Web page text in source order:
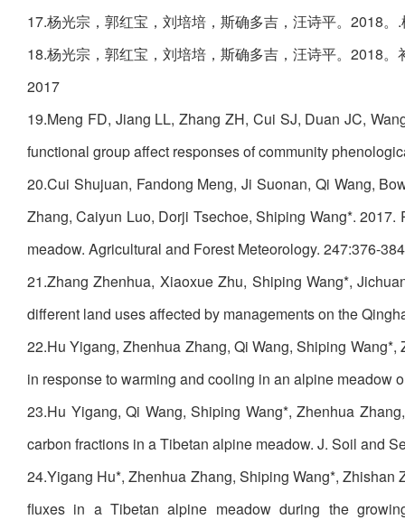
17.杨光宗，郭红宝，刘培培，斯确多吉，汪诗平。2018
18.杨光宗，郭红宝，刘培培，斯确多吉，汪诗平。2018
2017
19.Meng FD, Jiang LL, Zhang ZH, Cui SJ, Duan JC,
functional group affect responses of community
20.Cui Shujuan, Fandong Meng, Ji Suonan, Qi Wang,
Zhang, Caiyun Luo, Dorji Tsechoe, Shiping Wang*.
meadow. Agricultural and Forest Meteorology. 247:376-
21.Zhang Zhenhua, Xiaoxue Zhu, Shiping Wang*,
different land uses affected by managements on the
22.Hu Yigang, Zhenhua Zhang, Qi Wang, Shiping
in response to warming and cooling in an alpine meadow
23.Hu Yigang, Qi Wang, Shiping Wang*, Zhenhua
carbon fractions in a Tibetan alpine meadow. J. Soil and
24.Yigang Hu*, Zhenhua Zhang, Shiping Wang*,
fluxes in a Tibetan alpine meadow during the